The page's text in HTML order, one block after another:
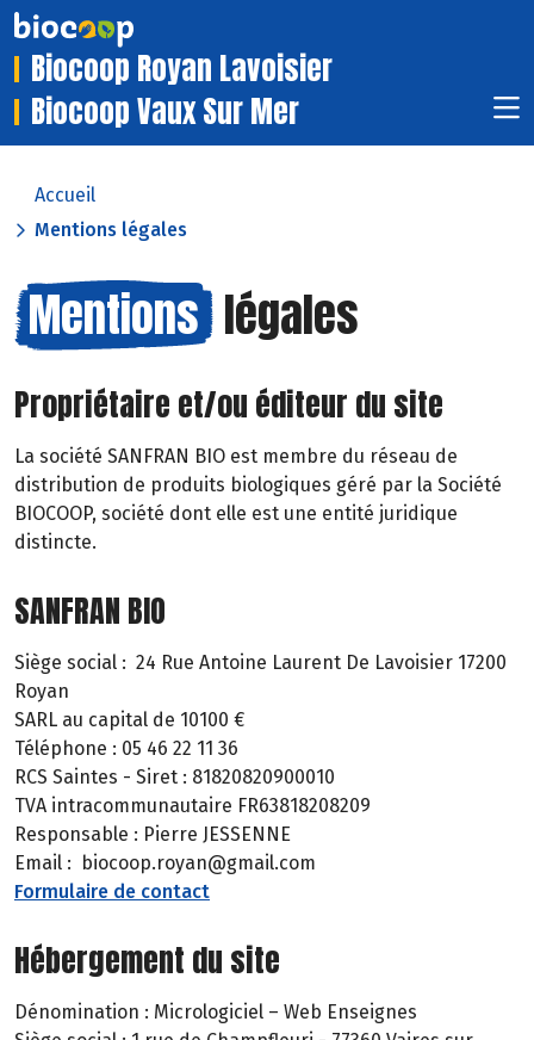
Biocoop Royan Lavoisier
Biocoop Vaux Sur Mer
Accueil
Mentions légales
Mentions légales
Propriétaire et/ou éditeur du site
La société SANFRAN BIO est membre du réseau de
distribution de produits biologiques géré par la Société
BIOCOOP, société dont elle est une entité juridique
distincte.
SANFRAN BIO
Siège social : 24 Rue Antoine Laurent De Lavoisier 17200
Royan
SARL au capital de 10100 €
Téléphone : 05 46 22 11 36
RCS Saintes - Siret : 81820820900010
TVA intracommunautaire FR63818208209
Responsable : Pierre JESSENNE
Email : biocoop.royan@gmail.com
Formulaire de contact
Hébergement du site
Dénomination : Micrologiciel – Web Enseignes